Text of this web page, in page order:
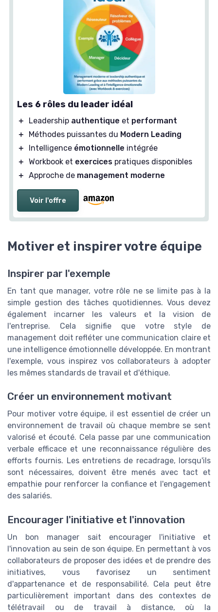
Les 6 rôles du leader idéal
＋ Leadership authentique et performant
＋
Méthodes puissantes du Modern Leading
＋
Intelligence émotionnelle intégrée
＋ Workbook et exercices pratiques disponibles
＋ Approche de management moderne
Voir l'offre
Motiver et inspirer votre équipe
Inspirer par l'exemple
En tant que manager, votre rôle ne se limite pas à la
simple gestion des tâches quotidiennes. Vous devez
également incarner les valeurs et la vision de
l'entreprise. Cela signifie que votre style de
management doit refléter une communication claire et
une intelligence émotionnelle développée. En montrant
l'exemple, vous inspirez vos collaborateurs à adopter
les mêmes standards de travail et d'éthique.
Créer un environnement motivant
Pour motiver votre équipe, il est essentiel de créer un
environnement de travail où chaque membre se sent
valorisé et écouté. Cela passe par une communication
verbale efficace et une reconnaissance régulière des
efforts fournis. Les entretiens de recadrage, lorsqu'ils
sont nécessaires, doivent être menés avec tact et
empathie pour renforcer la confiance et l'engagement
des salariés.
Encourager l'initiative et l'innovation
Un bon manager sait encourager l'initiative et
l'innovation au sein de son équipe. En permettant à vos
collaborateurs de proposer des idées et de prendre des
initiatives, vous favorisez un sentiment
d'appartenance et de responsabilité. Cela peut être
particulièrement important dans des contextes de
télétravail ou de travail à distance, où la